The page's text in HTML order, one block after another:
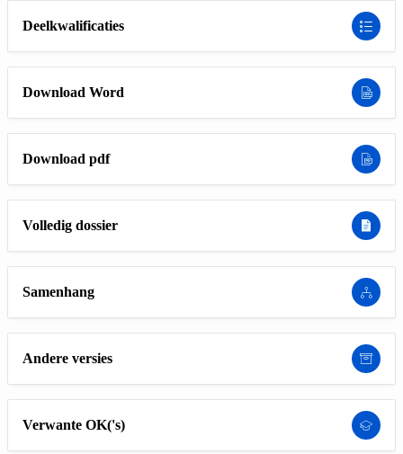
Deelkwalificaties
Download Word
Download pdf
Volledig dossier
Samenhang
Andere versies
Verwante OK('s)